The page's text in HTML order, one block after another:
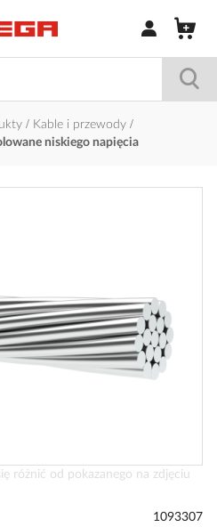
Zaloguj się /
Kable i przewody
niskiego napięcia
różnić od pokazanego na zdjęciu
1093307